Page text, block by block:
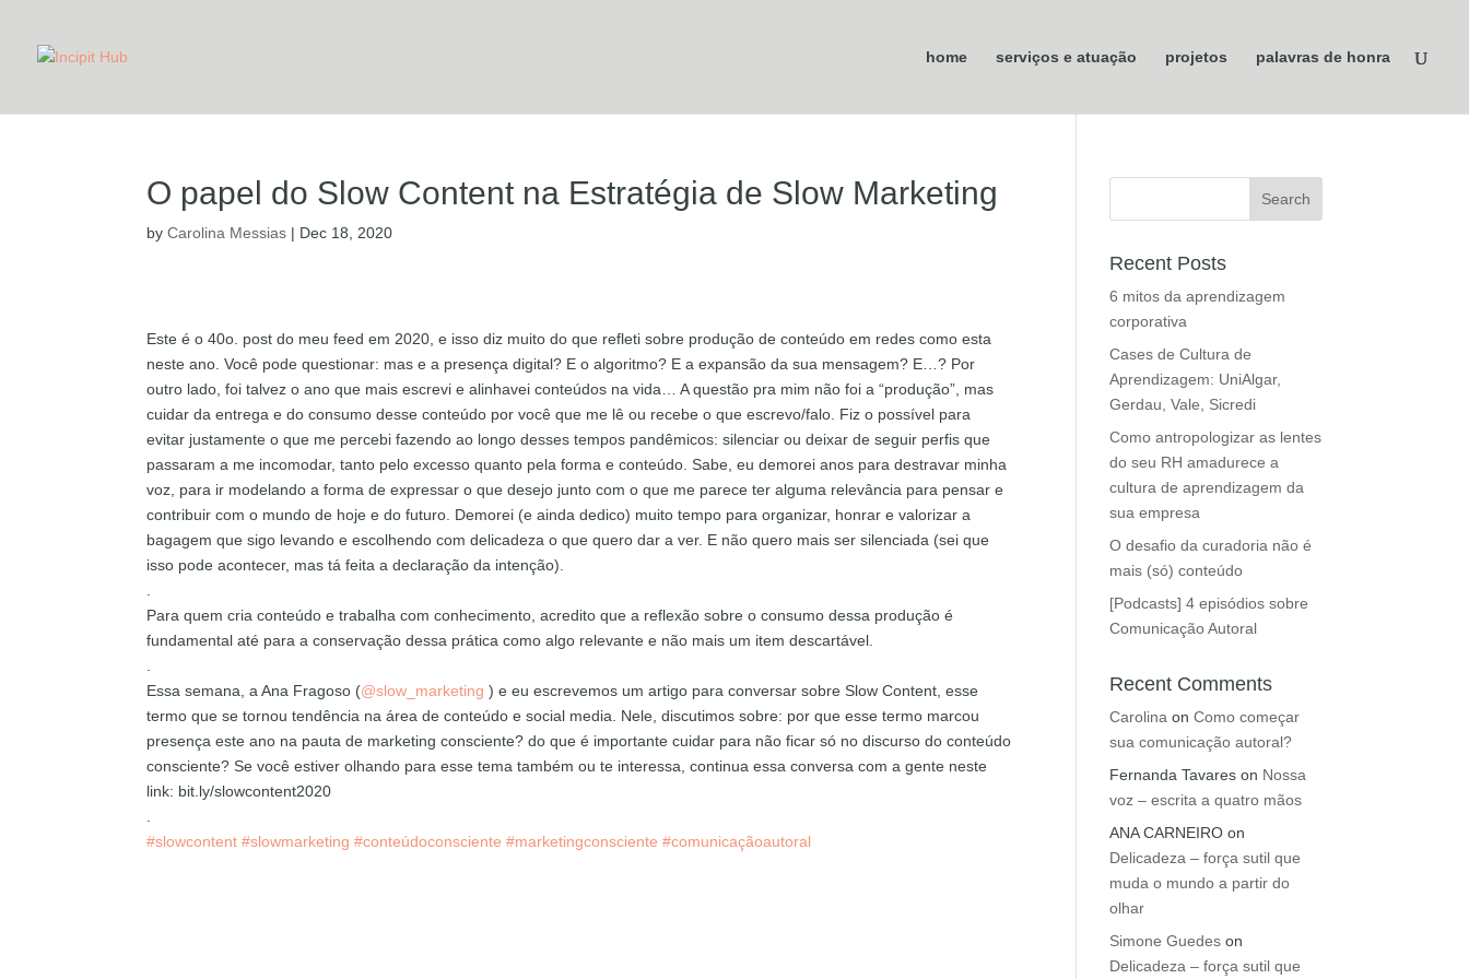
home serviços e atuação projetos palavras de honra
O papel do Slow Content na Estratégia de Slow Marketing
byCarolina Messias | Dec 18, 2020
Este é o 40o. post do meu feed em 2020, e isso diz muito do que refleti sobre produção de conteúdo em redes como esta
neste ano. Você pode questionar: mas e a presença digital? E o algoritmo? E a expansão da sua mensagem? E…? Por
outro lado, foi talvez o ano que mais escrevi e alinhavei conteúdos na vida… A questão pra mim não foi a “produção”, mas
cuidar da entrega e do consumo desse conteúdo por você que me lê ou recebe o que escrevo/falo. Fiz o possível para
evitar justamente o que me percebi fazendo ao longo desses tempos pandêmicos: silenciar ou deixar de seguir perfis que
passaram a me incomodar, tanto pelo excesso quanto pela forma e conteúdo. Sabe, eu demorei anos para destravar minha
voz, para ir modelando a forma de expressar o que desejo junto com o que me parece ter alguma relevância para pensar e
contribuir com o mundo de hoje e do futuro. Demorei (e ainda dedico) muito tempo para organizar, honrar e valorizar a
bagagem que sigo levando e escolhendo com delicadeza o que quero dar a ver. E não quero mais ser silenciada (sei que
isso pode acontecer, mas tá feita a declaração da intenção).
Para quem cria conteúdo e trabalha com conhecimento, acredito que a reflexão sobre o consumo dessa produção é
fundamental até para a conservação dessa prática como algo relevante e não mais um item descartável.
Essa semana, a Ana Fragoso (@slow_marketing ) e eu escrevemos um artigo para conversar sobre Slow Content, esse
termo que se tornou tendência na área de conteúdo e social media. Nele, discutimos sobre: por que esse termo marcou
presença este ano na pauta de marketing consciente? do que é importante cuidar para não ficar só no discurso do conteúdo
consciente? Se você estiver olhando para esse tema também ou te interessa, continua essa conversa com a gente neste
link: bit.ly/slowcontent2020
#slowcontent #slowmarketing #conteúdoconsciente #marketingconsciente #comunicaçãoautoral
Recent Posts
6 mitos da aprendizagem
corporativa
Cases de Cultura de
Aprendizagem: UniAlgar,
Gerdau, Vale, Sicredi
Como antropologizar as lentes
do seu RH amadurece a
cultura de aprendizagem da
sua empresa
O desafio da curadoria não é
mais (só) conteúdo
[Podcasts] 4 episódios sobre
Comunicação Autoral
Recent Comments
Carolina onComo começar
sua comunicação autoral?
Fernanda Tavares on Nossa
voz – escrita a quatro mãos
ANA CARNEIRO on
Delicadeza – força sutil que
muda o mundo a partir do
olhar
Simone Guedes on
Delicadeza – força sutil que